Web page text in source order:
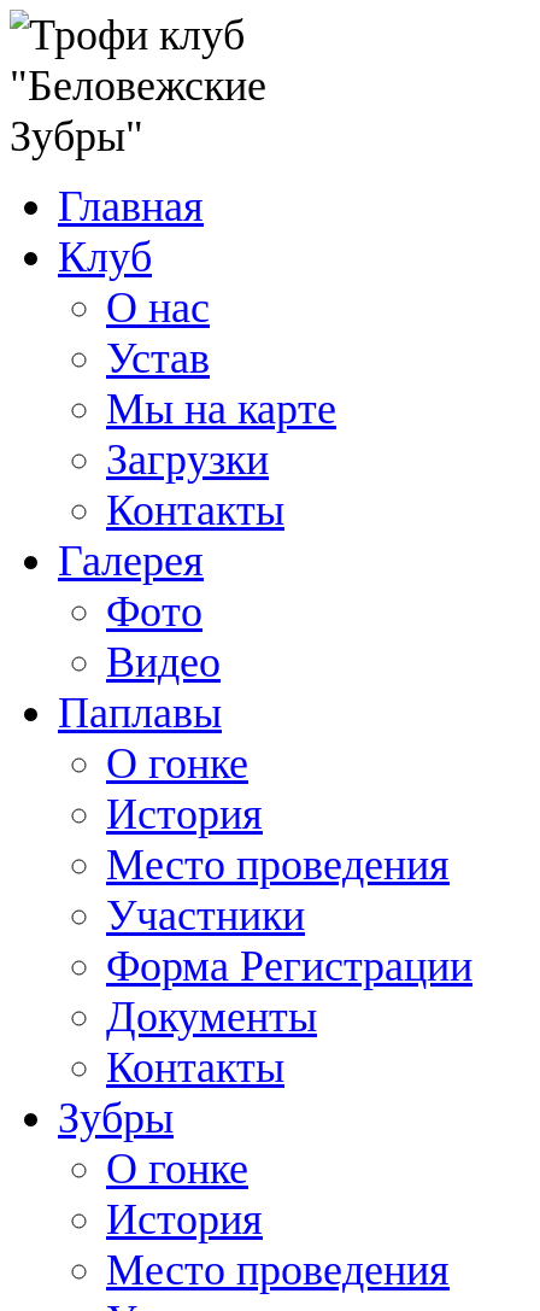
Главная
Клуб
О нас
Устав
Мы на карте
Загрузки
Контакты
Галерея
Фото
Видео
Паплавы
О гонке
История
Место проведения
Участники
Форма Регистрации
Документы
Контакты
Зубры
О гонке
История
Место проведения